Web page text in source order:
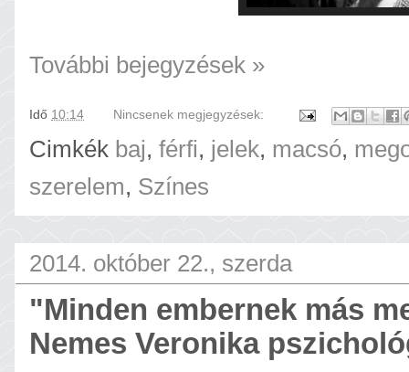
További bejegyzések »
Idő 10:14 Nincsenek megjegyzések:
Cimkék baj, férfi, jelek, macsó,
szerelem, Színes
2014. október 22., szerda
"Minden embernek más
Nemes Veronika